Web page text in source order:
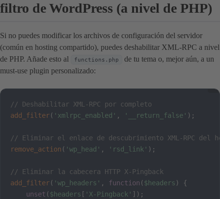
filtro de WordPress (a nivel de PHP)
Si no puedes modificar los archivos de configuración del servidor
(común en hosting compartido), puedes deshabilitar XML-RPC a nivel
de PHP. Añade esto al
functions.php
de tu tema o, mejor aún, a un
must-use plugin personalizado:
// Deshabilitar XML-RPC por completo
add_filter( 'xmlrpc_enabled' , '__return_false' ) ;
// Eliminar el enlace de descubrimiento XML-RPC del
remove_action ( 'wp_head' , 'rsd_link' ) ;
// Eliminar la cabecera HTTP X-Pingback
add_filter( 'wp_headers' , function ($headers )
{
unset ($headers [ 'X-Pingback' ] ) ;